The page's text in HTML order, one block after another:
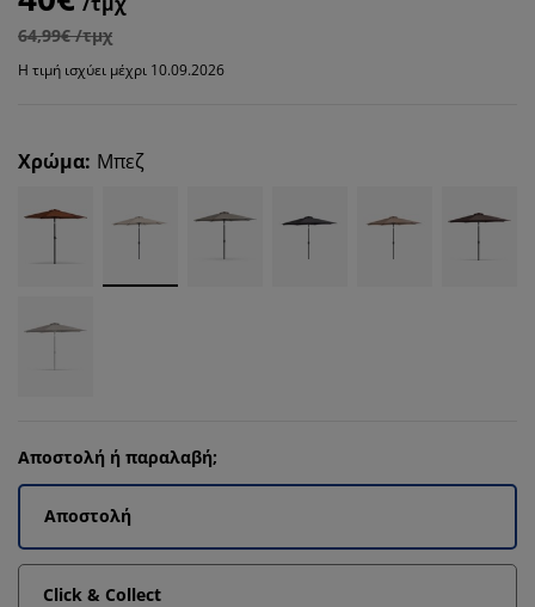
64,99€ /τμχ
Η τιμή ισχύει μέχρι 10.09.2026
Χρώμα: Μπεζ
Αποστολή ή παραλαβή;
Αποστολή
Click & Collect